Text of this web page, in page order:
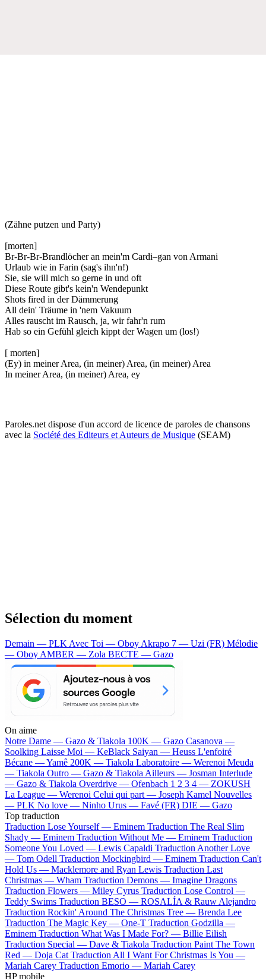
(Zähne putzen und Party)
[morten]
Br-Br-Br-Brandlöcher an mein'm Cardi–gan von Armani
Urlaub wie in Farin (sag's ihn'n!)
Sie, sie will mich so gerne in und oft
Diese Route gibt's kein'n Wendepunkt
Shots fired in der Dämmerung
All dein' Träume in 'nem Vakuum
Alles rauscht im Rausch, ja, wir fahr'n rum
Hab so ein Gefühl gleich kippt der Wagen um (los!)
[ morten]
(Ey) in meiner Area, (in meiner) Area, (in meiner) Area
In meiner Area, (in meiner) Area, ey
Paroles.net dispose d'un accord de licence de paroles de chansons
avec la Société des Editeurs et Auteurs de Musique (SEAM)
Sélection du moment
Demain — PLK Avec Toi — Oboy Akrapo 7 — Uzi (FR) Mélodie
— Oboy AMBER — Zola BECTE — Gazo
On aime
Notre Dame — Gazo & Tiakola 100K — Gazo Casanova —
Soolking Laisse Moi — KeBlack Saiyan — Heuss L'enfoiré
Bécane —Yamê 200K — Tiakola Laboratoire — Werenoi Meuda
— Tiakola Outro — Gazo & Tiakola Ailleurs — Josman Interlude
— Gazo & Tiakola Overdrive — Ofenbach 1 2 3 4 — ZOKUSH
La League — Werenoi Celui qui part — Joseph Kamel Nouvelles
— PLK No love — Ninho Urus — Favé (FR) DIE — Gazo
Top traduction
Traduction Lose Yourself — Eminem Traduction The Real Slim
Shady — Eminem Traduction Without Me — Eminem Traduction
Someone You Loved — Lewis Capaldi Traduction Another Love
— Tom Odell Traduction Mockingbird — Eminem Traduction Can't
Hold Us — Macklemore and Ryan Lewis Traduction Last
Christmas — Wham Traduction Demons — Imagine Dragons
Traduction Flowers — Miley Cyrus Traduction Lose Control —
Teddy Swims Traduction BESO — ROSALÍA & Rauw Alejandro
Traduction Rockin' Around The Christmas Tree — Brenda Lee
Traduction The Magic Key — One-T Traduction Godzilla —
Eminem Traduction What Was I Made For? — Billie Eilish
Traduction Special — Dave & Tiakola Traduction Paint The Town
Red — Doja Cat Traduction All I Want For Christmas Is You —
Mariah Carey Traduction Emorio — Mariah Carey
HP mobile